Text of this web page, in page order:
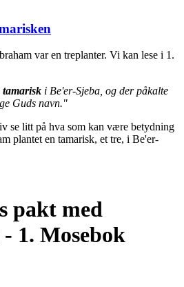
var en treplanter. Vi kan lese i 1.
tamarisk i Be'er-Sjeba, og der påkalte
Guds navn."
se litt på hva som kan være betydning
plantet en tamarisk, et tre, i Be'er-
pakt med
1. Mosebok